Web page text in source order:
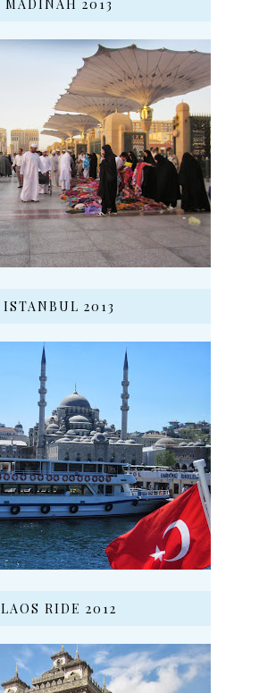
MADINAH 2013
ISTANBUL 2013
LAOS RIDE 2012